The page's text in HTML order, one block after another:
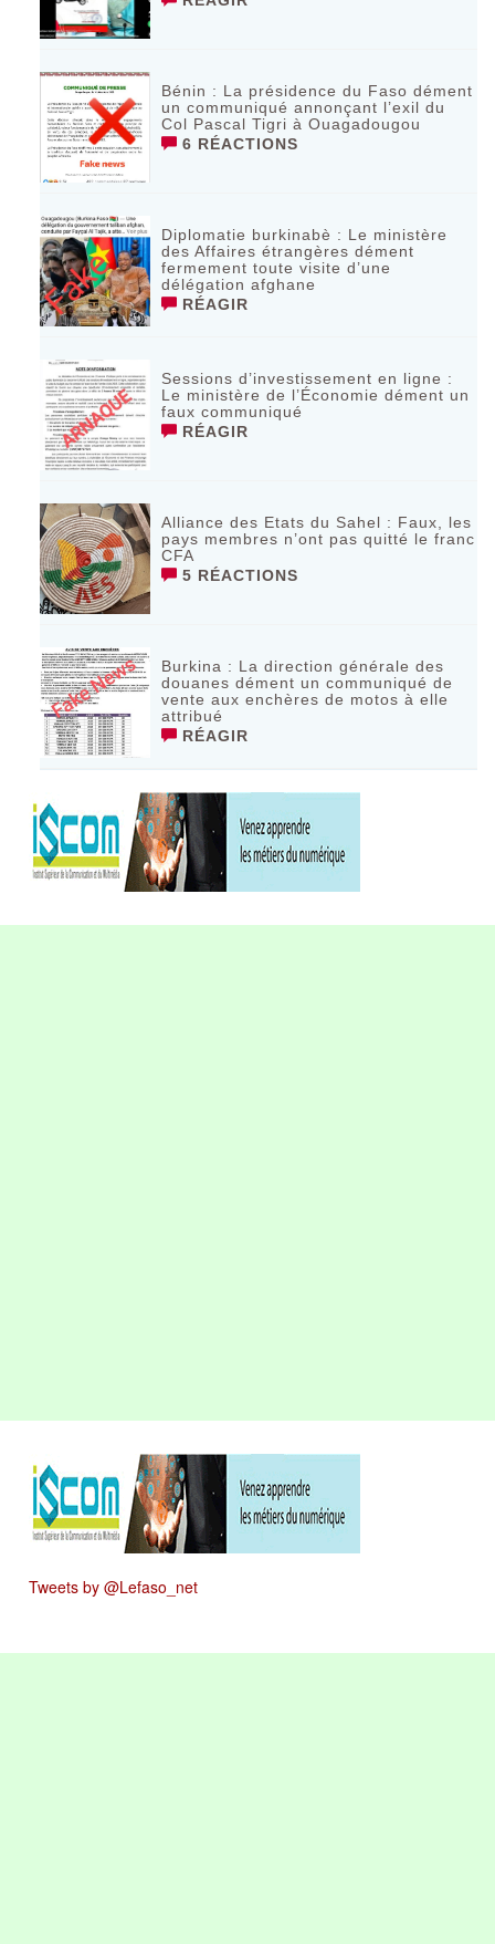
Bénin : La présidence du Faso dément
un communiqué annonçant l’exil du
Col Pascal Tigri à Ouagadougou
6 RÉACTIONS
Diplomatie burkinabè : Le ministère
des Affaires étrangères dément
fermement toute visite d’une
délégation afghane
RÉAGIR
Sessions d’investissement en ligne :
Le ministère de l’Économie dément un
faux communiqué
RÉAGIR
Alliance des Etats du Sahel : Faux, les
pays membres n’ont pas quitté le franc
CFA
5 RÉACTIONS
Burkina : La direction générale des
douanes dément un communiqué de
vente aux enchères de motos à elle
attribué
RÉAGIR
Tweets by @Lefaso_net